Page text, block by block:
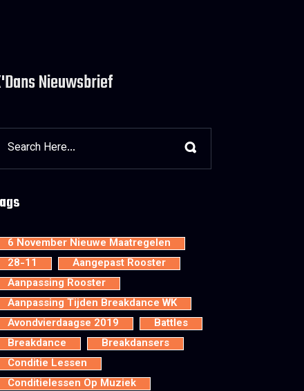
Nieuwsbrief
6 November Nieuwe Maatregelen
28-11
Aangepast Rooster
Aanpassing Rooster
Aanpassing Tijden Breakdance WK
Avondvierdaagse 2019
Battles
Breakdance
Breakdansers
Conditie Lessen
Conditielessen Op Muziek